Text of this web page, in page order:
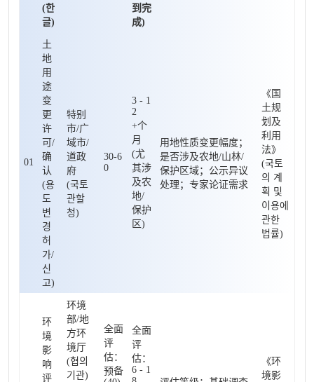
(한
글)
到完
成)
01
土
地
用
途
变
更
许
可/
确
认
(용
도
변
경
허
가/
신
고)
特别
市/广
域市/
道政
府
(국토
관할
청)
30-6
0
3 - 1
2
+个
月
(尤
其涉
及农
地/
保护
区)
用地性质变更幅度；
是否涉及农地/山林/
保护区域；公示异议
处理；专家论证需求
《国
土规
划及
利用
法》
(국토
의 계
획 및
이용에
관한
법률)
环
境
影
响
评
环境
部/地
方环
境厅
(협의
기관)
全面
评
估：
预备
全面
评
估：
6 - 1
《环
境影